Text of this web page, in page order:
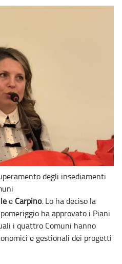
degli insediamenti
e Carpino. Lo ha deciso la
ha approvato i Piani
i quattro Comuni hanno
e gestionali dei progetti